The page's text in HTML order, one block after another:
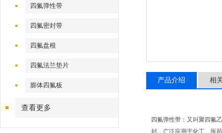
四氟弹性带
四氟密封带
四氟盘根
四氟法兰垫片
膨体四氟板
查看更多
产品介绍 相
四氟弹性带：又叫聚四氟
封，广泛应用于化工、医